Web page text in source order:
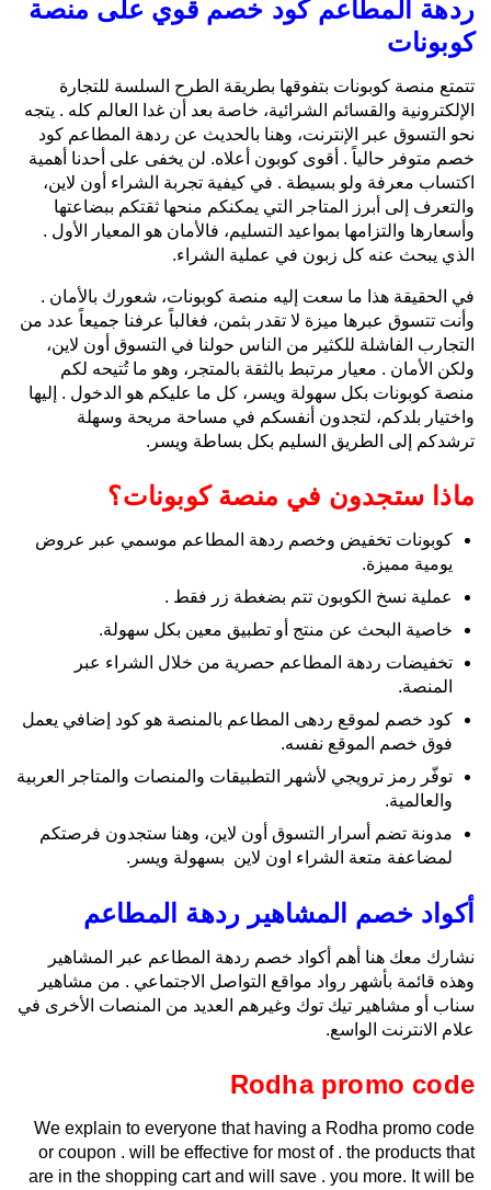
ردهة المطاعم كود خصم قوي على منصة
كوبونات
تتمتع منصة كوبونات بتفوقها بطريقة الطرح السلسة للتجارة
الإلكترونية والقسائم الشرائية، خاصة بعد أن غدا العالم كله . يتجه
نحو التسوق عبر الإنترنت، وهنا بالحديث عن ردهة المطاعم كود
خصم متوفر حالياً . أقوى كوبون أعلاه. لن يخفى على أحدنا أهمية
اكتساب معرفة ولو بسيطة . في كيفية تجربة الشراء أون لاين،
والتعرف إلى أبرز المتاجر التي يمكنكم منحها ثقتكم ببضاعتها
وأسعارها والتزامها بمواعيد التسليم، فالأمان هو المعيار الأول .
الذي يبحث عنه كل زبون في عملية الشراء.
في الحقيقة هذا ما سعت إليه منصة كوبونات، شعورك بالأمان .
وأنت تتسوق عبرها ميزة لا تقدر بثمن، فغالباً عرفنا جميعاً عدد من
التجارب الفاشلة للكثير من الناس حولنا في التسوق أون لاين،
ولكن الأمان . معيار مرتبط بالثقة بالمتجر، وهو ما تُتيحه لكم
منصة كوبونات بكل سهولة ويسر، كل ما عليكم هو الدخول . إليها
واختيار بلدكم، لتجدون أنفسكم في مساحة مريحة وسهلة
ترشدكم إلى الطريق السليم بكل بساطة ويسر.
ماذا ستجدون في منصة كوبونات؟
كوبونات تخفيض وخصم ردهة المطاعم موسمي عبر عروض
يومية مميزة.
عملية نسخ الكوبون تتم بضغطة زر فقط .
خاصية البحث عن منتج أو تطبيق معين بكل سهولة.
تخفيضات ردهة المطاعم حصرية من خلال الشراء عبر
المنصة.
كود خصم لموقع ردهى المطاعم بالمنصة هو كود إضافي يعمل
فوق خصم الموقع نفسه.
توفّر رمز ترويجي لأشهر التطبيقات والمنصات والمتاجر العربية
والعالمية.
مدونة تضم أسرار التسوق أون لاين، وهنا ستجدون فرصتكم
لمضاعفة متعة الشراء اون لاين بسهولة ويسر.
أكواد خصم المشاهير ردهة المطاعم
نشارك معك هنا أهم أكواد خصم ردهة المطاعم عبر المشاهير
وهذه قائمة بأشهر رواد مواقع التواصل الاجتماعي . من مشاهير
سناب أو مشاهير تيك توك وغيرهم العديد من المنصات الأخرى في
علام الانترنت الواسع.
Rodha promo code
We explain to everyone that having a Rodha promo code
or coupon . will be effective for most of . the products that
are in the shopping cart and will save . you more. It will be